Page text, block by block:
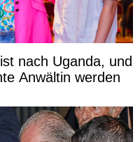
nach Uganda, und
Anwältin werden